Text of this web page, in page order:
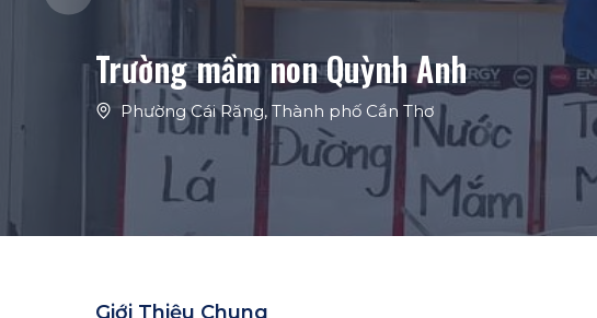
Trường mầm non Quỳnh Anh
Phường Cái Răng, Thành phố Cần Thơ
Giới Thiệu Chung